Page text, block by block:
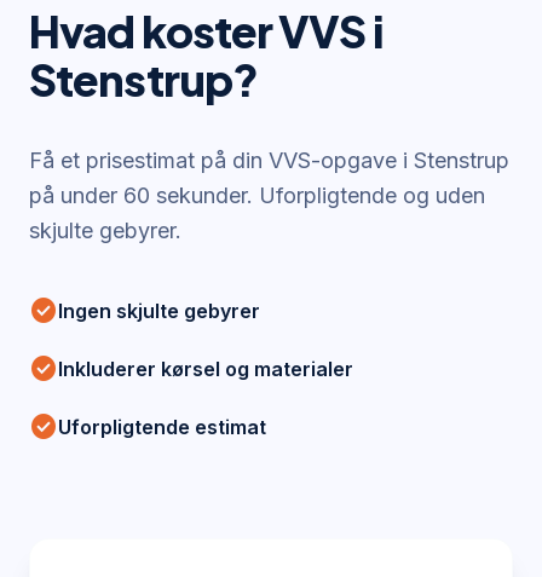
Hvad koster VVS i
Stenstrup?
Få et prisestimat på din VVS-opgave i Stenstrup
på under 60 sekunder. Uforpligtende og uden
skjulte gebyrer.
check_circleIngen skjulte gebyrer
check_circleInkluderer kørsel og materialer
check_circleUforpligtende estimat